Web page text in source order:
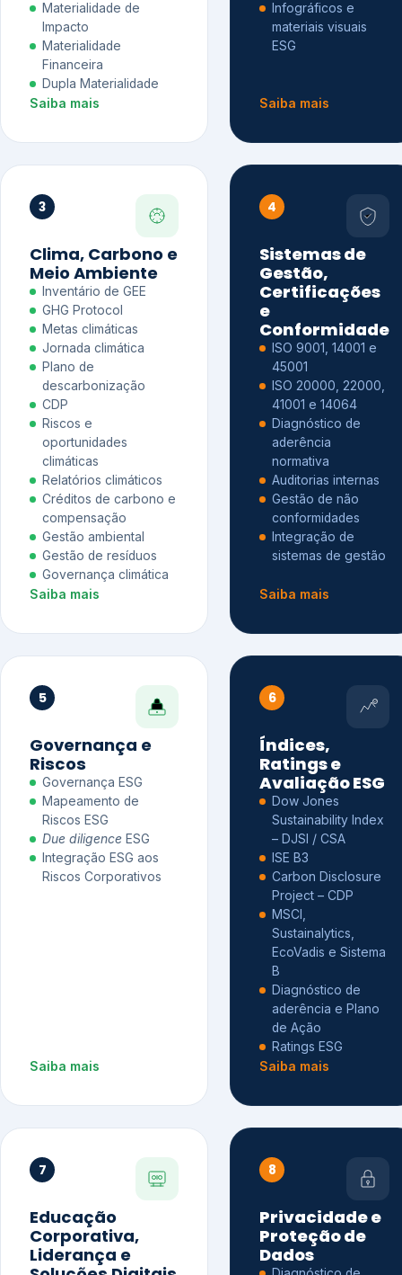
Materialidade de
Impacto
Materialidade
Financeira
Dupla Materialidade
Saiba mais
Infográficos e
materiais visuais
ESG
Saiba mais
3
Clima, Carbono e
Meio Ambiente
Inventário de GEE
GHG Protocol
Metas climáticas
Jornada climática
Plano de
descarbonização
CDP
Riscos e
oportunidades
climáticas
Relatórios climáticos
Créditos de carbono e
compensação
Gestão ambiental
Gestão de resíduos
Governança climática
Saiba mais
4
Sistemas de
Gestão,
Certificações
e
Conformidade
ISO 9001, 14001 e
45001
ISO 20000, 22000,
41001 e 14064
Diagnóstico de
aderência
normativa
Auditorias internas
Gestão de não
conformidades
Integração de
sistemas de gestão
Saiba mais
5
Governança e
Riscos
Governança ESG
Mapeamento de
Riscos ESG
Due diligence ESG
Integração ESG aos
Riscos Corporativos
Saiba mais
6
Índices,
Ratings e
Avaliação ESG
Dow Jones
Sustainability Index
– DJSI / CSA
ISE B3
Carbon Disclosure
Project – CDP
MSCI,
Sustainalytics,
EcoVadis e Sistema
B
Diagnóstico de
aderência e Plano
de Ação
Ratings ESG
Saiba mais
7
Educação
Corporativa,
Liderança e
8
Privacidade e
Proteção de
Dados